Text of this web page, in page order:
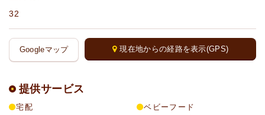
32
Googleマップ 現在地からの経路を表示(GPS)
提供サービス
宅配
ベビーフード